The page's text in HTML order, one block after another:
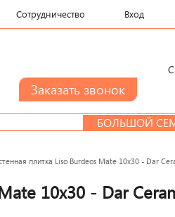
Сотрудничество Вход
БОЛЬШОЙ СЕМЬЕ
плитка Liso Burdeos Mate 10x30 - Dar
10x30 - Dar